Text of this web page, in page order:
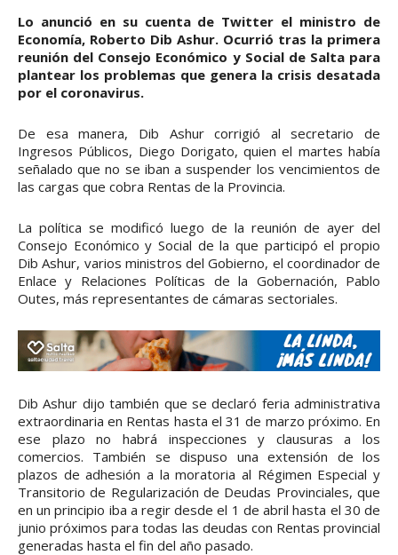
Lo anunció en su cuenta de Twitter el ministro de
Economía, Roberto Dib Ashur. Ocurrió tras la primera
reunión del Consejo Económico y Social de Salta para
plantear los problemas que genera la crisis desatada
por el coronavirus.
De esa manera, Dib Ashur corrigió al secretario de
Ingresos Públicos, Diego Dorigato, quien el martes había
señalado que no se iban a suspender los vencimientos de
las cargas que cobra Rentas de la Provincia.
La política se modificó luego de la reunión de ayer del
Consejo Económico y Social de la que participó el propio
Dib Ashur, varios ministros del Gobierno, el coordinador de
Enlace y Relaciones Políticas de la Gobernación, Pablo
Outes, más representantes de cámaras sectoriales.
Dib Ashur dijo también que se declaró feria administrativa
extraordinaria en Rentas hasta el 31 de marzo próximo. En
ese plazo no habrá inspecciones y clausuras a los
comercios. También se dispuso una extensión de los
plazos de adhesión a la moratoria al Régimen Especial y
Transitorio de Regularización de Deudas Provinciales, que
en un principio iba a regir desde el 1 de abril hasta el 30 de
junio próximos para todas las deudas con Rentas provincial
generadas hasta el fin del año pasado.